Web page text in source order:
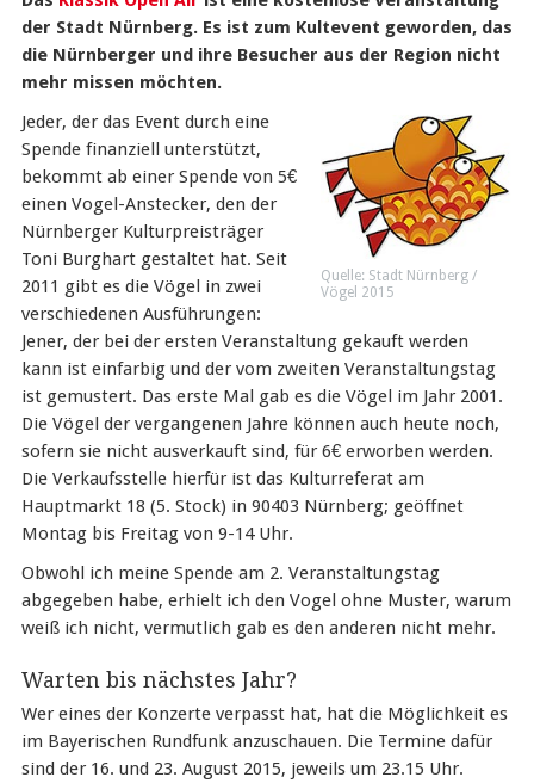
der Stadt Nürnberg. Es ist zum Kultevent geworden, das
die Nürnberger und ihre Besucher aus der Region nicht
mehr missen möchten.
Quelle: Stadt Nürnberg /
Vögel 2015
Jeder, der das Event durch eine
Spende finanziell unterstützt,
bekommt ab einer Spende von 5€
einen Vogel-Anstecker, den der
Nürnberger Kulturpreisträger
Toni Burghart gestaltet hat. Seit
2011 gibt es die Vögel in zwei
verschiedenen Ausführungen:
Jener, der bei der ersten Veranstaltung gekauft werden
kann ist einfarbig und der vom zweiten Veranstaltungstag
ist gemustert. Das erste Mal gab es die Vögel im Jahr 2001.
Die Vögel der vergangenen Jahre können auch heute noch,
sofern sie nicht ausverkauft sind, für 6€ erworben werden.
Die Verkaufsstelle hierfür ist das Kulturreferat am
Hauptmarkt 18 (5. Stock) in 90403 Nürnberg; geöffnet
Montag bis Freitag von 9-14 Uhr.
Obwohl ich meine Spende am 2. Veranstaltungstag
abgegeben habe, erhielt ich den Vogel ohne Muster, warum
weiß ich nicht, vermutlich gab es den anderen nicht mehr.
Warten bis nächstes Jahr?
Wer eines der Konzerte verpasst hat, hat die Möglichkeit es
im Bayerischen Rundfunk anzuschauen. Die Termine dafür
sind der 16. und 23. August 2015, jeweils um 23.15 Uhr.